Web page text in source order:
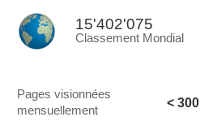
15'402'075
Classement Mondial
Pages visionnées
mensuellement
< 300